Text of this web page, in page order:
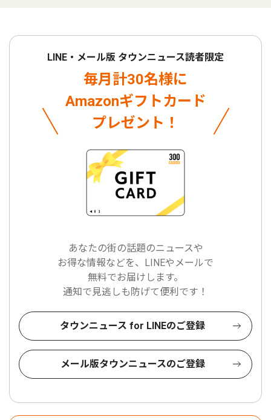
LINE・メール版 タウンニュース読者限定
毎月計30名様に
Amazonギフトカード
プレゼント！
あなたの街の話題のニュースや
お得な情報などを、LINEやメールで
無料でお届けします。
通知で見逃しも防げて便利です！
タウンニュース for LINEのご登録
メール版タウンニュースのご登録